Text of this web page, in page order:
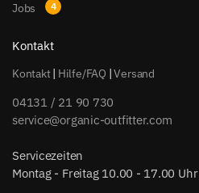
Jobs
Kontakt
Kontakt| Hilfe/FAQ |Versand
04131 / 21 90 730
service@organic-outfitter.com
Servicezeiten
Montag - Freitag 10.00 - 17.00 Uhr